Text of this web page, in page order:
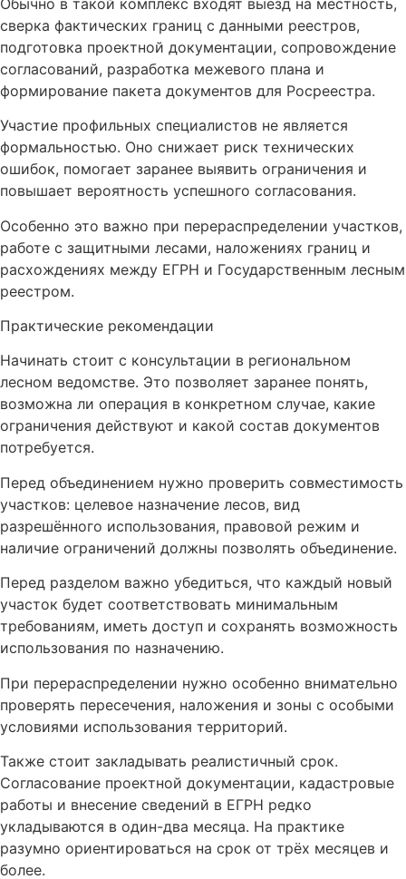
сверка фактических границ с данными реестров,
подготовка проектной документации, сопровождение
согласований, разработка межевого плана и
формирование пакета документов для Росреестра.
Участие профильных специалистов не является
формальностью. Оно снижает риск технических
ошибок, помогает заранее выявить ограничения и
повышает вероятность успешного согласования.
Особенно это важно при перераспределении участков,
работе с защитными лесами, наложениях границ и
расхождениях между ЕГРН и Государственным лесным
реестром.
Практические рекомендации
Начинать стоит с консультации в региональном
лесном ведомстве. Это позволяет заранее понять,
возможна ли операция в конкретном случае, какие
ограничения действуют и какой состав документов
потребуется.
Перед объединением нужно проверить совместимость
участков: целевое назначение лесов, вид
разрешённого использования, правовой режим и
наличие ограничений должны позволять объединение.
Перед разделом важно убедиться, что каждый новый
участок будет соответствовать минимальным
требованиям, иметь доступ и сохранять возможность
использования по назначению.
При перераспределении нужно особенно внимательно
проверять пересечения, наложения и зоны с особыми
условиями использования территорий.
Также стоит закладывать реалистичный срок.
Согласование проектной документации, кадастровые
работы и внесение сведений в ЕГРН редко
укладываются в один-два месяца. На практике
разумно ориентироваться на срок от трёх месяцев и
более.